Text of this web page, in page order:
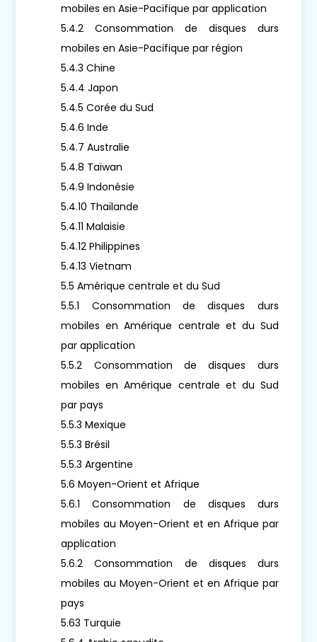
mobiles en Asie-Pacifique par application
5.4.2 Consommation de disques durs
mobiles en Asie-Pacifique par région
5.4.3 Chine
5.4.4 Japon
5.4.5 Corée du Sud
5.4.6 Inde
5.4.7 Australie
5.4.8 Taïwan
5.4.9 Indonésie
5.4.10 Thaïlande
5.4.11 Malaisie
5.4.12 Philippines
5.4.13 Vietnam
5.5 Amérique centrale et du Sud
5.5.1 Consommation de disques durs
mobiles en Amérique centrale et du Sud
par application
5.5.2 Consommation de disques durs
mobiles en Amérique centrale et du Sud
par pays
5.5.3 Mexique
5.5.3 Brésil
5.5.3 Argentine
5.6 Moyen-Orient et Afrique
5.6.1 Consommation de disques durs
mobiles au Moyen-Orient et en Afrique par
application
5.6.2 Consommation de disques durs
mobiles au Moyen-Orient et en Afrique par
pays
5.63 Turquie